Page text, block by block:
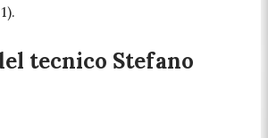
tecnico Stefano